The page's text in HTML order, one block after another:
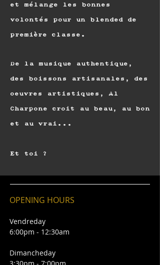
et mélange les bonnes
volontés pour un blended de
première classe.
De la musique authentique,
des boissons artisanales, des
oeuvres artistiques, Al
Charpone croit au beau, au bon
et au vrai...
Et toi ?
OPENING HOURS
Vendreday
6:00pm - 12:30am
Dimancheday